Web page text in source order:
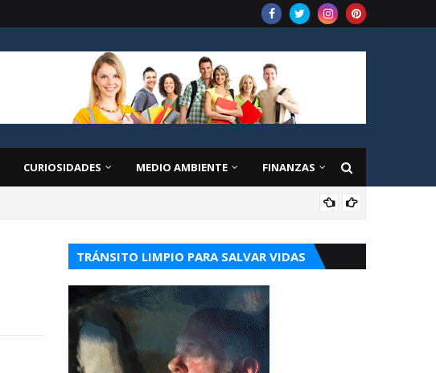
CURIOSIDADES MEDIO AMBIENTE FINANZAS
TRÁNSITO LIMPIO PARA SALVAR VIDAS